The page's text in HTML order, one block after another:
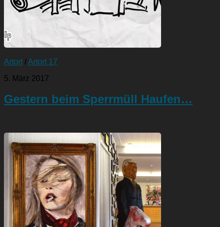
Artort /Artort 17
5. März 2017
Gestern beim Sperrmüll Haufen…